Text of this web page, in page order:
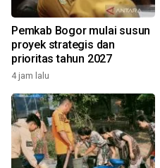
Pemkab Bogor mulai susun
proyek strategis dan
prioritas tahun 2027
4 jam lalu